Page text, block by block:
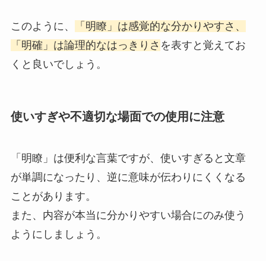
このように、
「明瞭」は感覚的な分かりやすさ、
「明確」は論理的なはっきりさ を表すと覚えてお
くと良いでしょう。
使いすぎや不適切な場面での使用に注意
「明瞭」は便利な言葉ですが、使いすぎると文章
が単調になったり、逆に意味が伝わりにくくなる
ことがあります。
また、内容が本当に分かりやすい場合にのみ使う
ようにしましょう。